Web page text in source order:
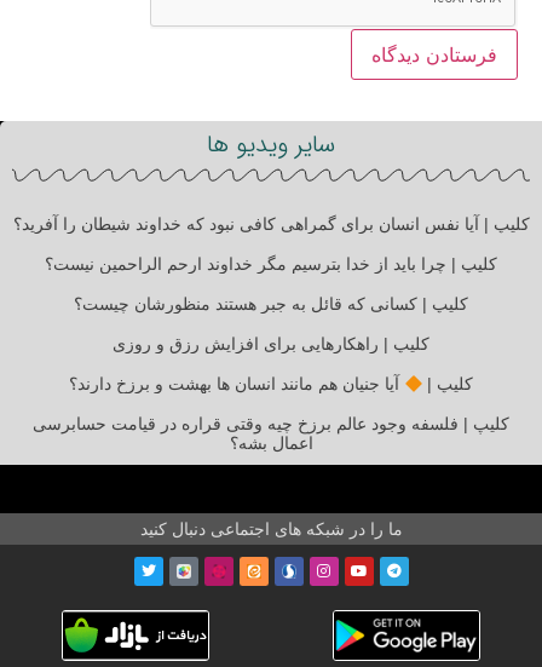
سایر ویدیو ها
کلیپ | آیا نفس انسان برای گمراهی کافی نبود که خداوند شیطان را آفرید؟
کلیپ | چرا باید از خدا بترسیم مگر خداوند ارحم الراحمین نیست؟
کلیپ | کسانی که قائل به جبر هستند منظورشان چیست؟
کلیپ | راهکارهایی برای افزایش رزق و روزی
کلیپ | آیا جنیان هم مانند انسان ها بهشت و برزخ دارند؟
کلیپ | فلسفه وجود عالم برزخ چیه وقتی قراره در قیامت حسابرسی
اعمال بشه؟
ما را در شبکه های اجتماعی دنبال کنید